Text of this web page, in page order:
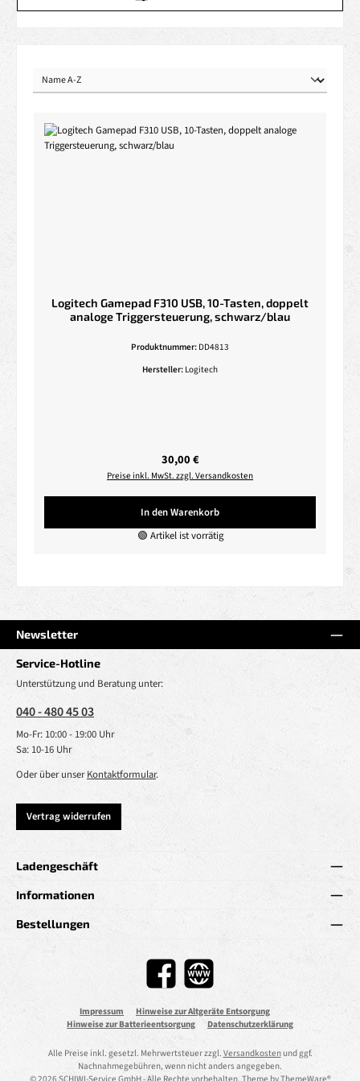
Logitech Gamepad F310 USB, 10-Tasten, doppelt
analoge Triggersteuerung, schwarz/blau
Produktnummer: DD4813
Hersteller: Logitech
Regulärer Preis:
30,00 €
Preise inkl. MwSt. zzgl. Versandkosten
In den Warenkorb
🟢 Artikel ist vorrätig
Newsletter
Service-Hotline
Unterstützung und Beratung unter:
040 - 480 45 03
Mo-Fr: 10:00 - 19:00 Uhr
Sa: 10-16 Uhr
Oder über unserKontaktformular.
Vertrag widerrufen
Ladengeschäft
Informationen
Bestellungen
Facebook Website
Impressum
Hinweise zur Altgeräte Entsorgung
Hinweise zur Batterieentsorgung
Datenschutzerklärung
Alle Preise inkl. gesetzl. Mehrwertsteuer zzgl. Versandkostenund ggf.
Nachnahmegebühren, wenn nicht anders angegeben.